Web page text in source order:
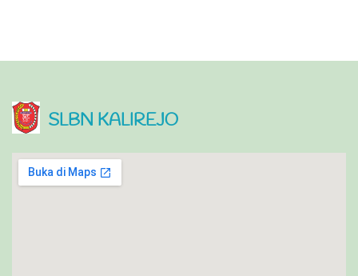
SLBN KALIREJO